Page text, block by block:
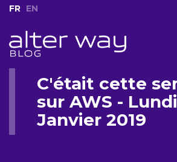
FR EN
C'était cette
sur AWS -
Janvier 2019